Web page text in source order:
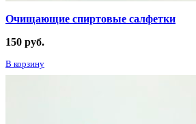
Очищающие спиртовые салфетки
150 руб.
В корзину